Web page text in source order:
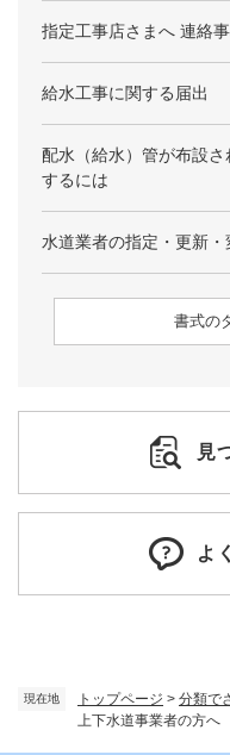
現在地 トップページ > 分類で
上下水道事業者の方へ
指定工事店さまへ 連絡
給水工事に関する届出
配水（給水）管が布設
するには
水道業者の指定・更新・
書式の
見
よ